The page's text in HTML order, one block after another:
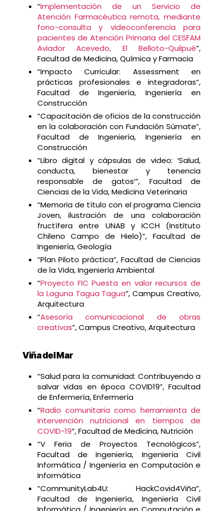
“Implementación de un Servicio de
Atención Farmacéutica remota, mediante
fono-consulta y videoconferencia para
pacientes de Atención Primaria del CESFAM
Aviador Acevedo, El Belloto-Quilpué”,
Facultad de Medicina, Química y Farmacia
“Impacto Curricular: Assessment en
prácticas profesionales e integradoras”,
Facultad de Ingeniería, Ingeniería en
Construcción
“Capacitación de oficios de la construcción
en la colaboración con Fundación Súmate”,
Facultad de Ingeniería, Ingeniería en
Construcción
“Libro digital y cápsulas de video: ‘Salud,
conducta, bienestar y tenencia
responsable de gatos’”, Facultad de
Ciencias de la Vida, Medicina Veterinaria
“Memoria de título con el programa Ciencia
Joven, ilustración de una colaboración
fructífera entre UNAB y ICCH (Instituto
Chileno Campo de Hielo)”, Facultad de
Ingeniería, Geología
“Plan Piloto práctica”, Facultad de Ciencias
de la Vida, Ingeniería Ambiental
“Proyecto FIC Puesta en valor recursos de
la Laguna Tagua Tagua”, Campus Creativo,
Arquitectura
“Asesoría comunicacional de obras
creativas”, Campus Creativo, Arquitectura
Viña del Mar
“Salud para la comunidad: Contribuyendo a
salvar vidas en época COVID19”, Facultad
de Enfermería, Enfermería
“Radio comunitaria como herramienta de
intervención nutricional en tiempos de
COVID-19”, Facultad de Medicina, Nutrición
“V Feria de Proyectos Tecnológicos”,
Facultad de Ingeniería, Ingeniería Civil
Informática / Ingeniería en Computación e
Informática
“CommunityLab4U: HackCovid4Viña”,
Facultad de Ingeniería, Ingeniería Civil